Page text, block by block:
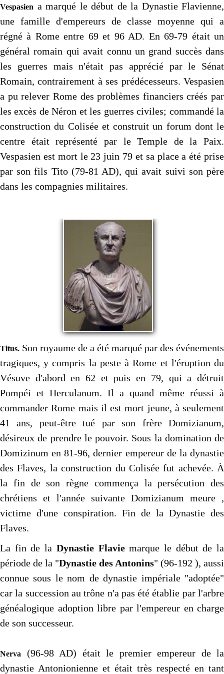
Vespasien a marqué le début de la Dynastie Flavienne,
une famille d'empereurs de classe moyenne qui a
régné à Rome entre 69 et 96 AD. En 69-79 était un
général romain qui avait connu un grand succès dans
les guerres mais n'était pas apprécié par le Sénat
Romain, contrairement à ses prédécesseurs. Vespasien
a pu relever Rome des problèmes financiers créés par
les excès de Néron et les guerres civiles; commandé la
construction du Colisée et construit un forum dont le
centre était représenté par le Temple de la Paix.
Vespasien est mort le 23 juin 79 et sa place a été prise
par son fils Tito (79-81 AD), qui avait suivi son père
dans les compagnies militaires.
Titus. Son royaume de a été marqué par des événements
tragiques, y compris la peste à Rome et l'éruption du
Vésuve d'abord en 62 et puis en 79, qui a détruit
Pompéi et Herculanum. Il a quand même réussi à
commander Rome mais il est mort jeune, à seulement
41 ans, peut-être tué par son frère Domizianum,
désireux de prendre le pouvoir. Sous la domination de
Domizinum en 81-96, dernier empereur de la dynastie
des Flaves, la construction du Colisée fut achevée. À
la fin de son règne commença la persécution des
chrétiens et l'année suivante Domizianum meure ,
victime d'une conspiration. Fin de la Dynastie des
Flaves.
La fin de la Dynastie Flaviemarque le début de la
période de la "Dynastie des Antonins" (96-192 ), aussi
connue sous le nom de dynastie impériale "adoptée"
car la succession au trône n'a pas été établie par l'arbre
généalogique adoption libre par l'empereur en charge
de son successeur.
Nerva
(96-98 AD) était le premier empereur de la
dynastie Antonionienne et était très respecté en tant